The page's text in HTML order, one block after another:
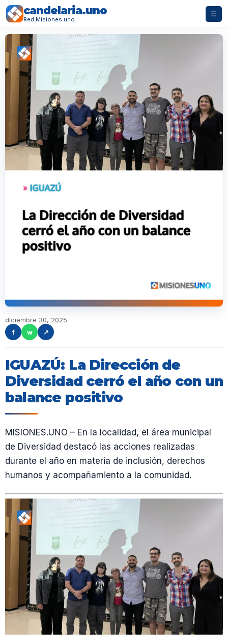
candelaria.uno
Red Misiones.uno
☰
diciembre 30, 2025
f
w ↗
IGUAZÚ: La Dirección de
Diversidad cerró el año con un
balance positivo
MISIONES.UNO – En la localidad, el área municipal
de Diversidad destacó las acciones realizadas
durante el año en materia de inclusión, derechos
humanos y acompañamiento a la comunidad.